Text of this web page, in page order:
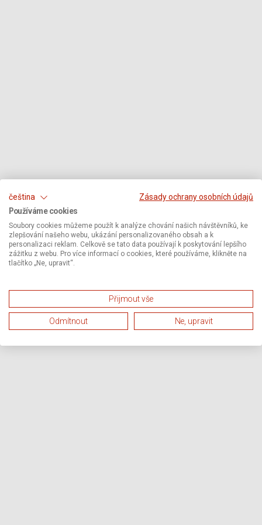
čeština
Zásady ochrany osobních údajů
Používáme cookies
Soubory cookies můžeme použít k analýze chování našich návštěvníků, ke
zlepšování našeho webu, ukázání personalizovaného obsah a k
personalizaci reklam. Celkově se tato data používají k poskytování lepšího
zážitku z webu. Pro více informací o cookies, které používáme, klikněte na
tlačítko „Ne, upravit“.
Přijmout vše
Odmítnout Ne, upravit